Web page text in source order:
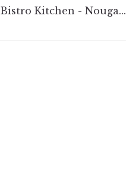
Bistro Kitchen - Nouga...